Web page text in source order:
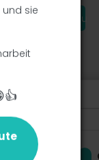
Ausrüstung hinzu
sie